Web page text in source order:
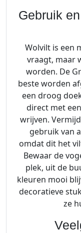
Gebruik
Wolvilt is een
vraagt, maar
worden. De
beste worden
een droog
direct met
wrijven.
gebruik van
omdat dit het
Bewaar de
plek, uit de
kleuren mooi
decoratieve
ze